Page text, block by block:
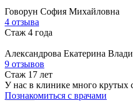
Говорун София Михайловна
4 отзыва
Стаж 4 года
Александрова Екатерина
9 отзывов
Стаж 17 лет
У нас в клинике много крутых
Познакомиться с врачами